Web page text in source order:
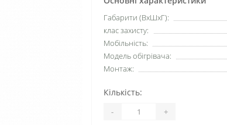
Габарити (ВхШхГ):
клас захисту:
Мобільність:
Модель обігрівача:
Монтаж:
Кількість:
- +